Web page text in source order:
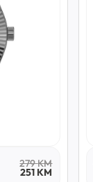
279KM
251 KM